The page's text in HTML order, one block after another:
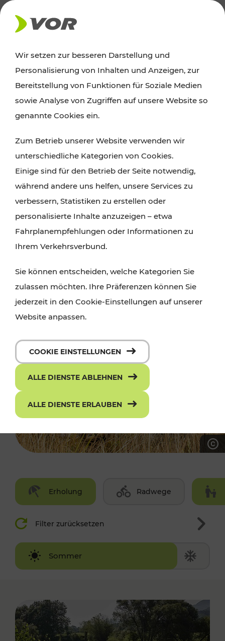
AKTUELLES
Ausflugstipps
Wien, Niederösterreich und das Burgenland
Wanderungen, Kultur und Gastronomie,
Radtouren oder purer Naturgenuss – viele
Attraktionen sind mit den Ticket- und Fahrplan-
Angeboten des VOR gut und schnell erreichbar.
Erholung Radwege
Filter zurücksetzen
Sommer
Winter
Wir setzen zur besseren Darstellung und
Personalisierung von Inhalten und Anzeigen, zur
Bereitstellung von Funktionen für Soziale Medien
sowie Analyse von Zugriffen auf unsere Website so
genannte Cookies ein.
Zum Betrieb unserer Website verwenden wir
unterschiedliche Kategorien von Cookies.
Einige sind für den Betrieb der Seite notwendig,
während andere uns helfen, unsere Services zu
verbessern, Statistiken zu erstellen oder
personalisierte Inhalte anzuzeigen – etwa
Fahrplanempfehlungen oder Informationen zu
Ihrem Verkehrsverbund.
Sie können entscheiden, welche Kategorien Sie
zulassen möchten. Ihre Präferenzen können Sie
jederzeit in den Cookie-Einstellungen auf unserer
Website anpassen.
COOKIE EINSTELLUNGEN
ALLE DIENSTE ABLEHNEN
ALLE DIENSTE ERLAUBEN